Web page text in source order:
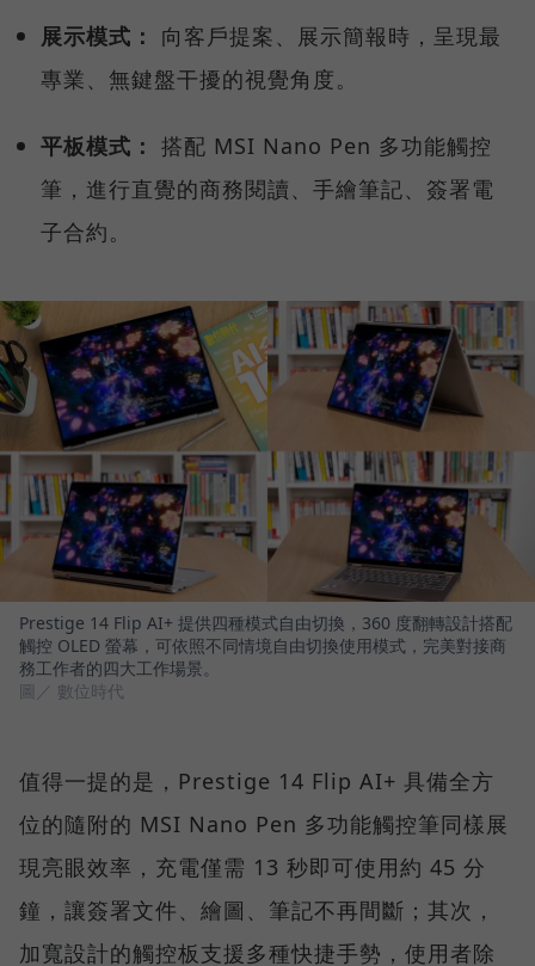
展示模式：
向客戶提案、展示簡報時，呈現最
專業、無鍵盤干擾的視覺角度。
平板模式： 搭配 MSI Nano Pen 多功能觸控
筆，進行直覺的商務閱讀、手繪筆記、簽署電
子合約。
Prestige 14 Flip AI+ 提供四種模式自由切換，360 度翻轉設計搭配
觸控 OLED 螢幕，可依照不同情境自由切換使用模式，完美對接商
務工作者的四大工作場景。
圖／ 數位時代
值得一提的是，Prestige 14 Flip AI+ 具備全方
位的隨附的 MSI Nano Pen 多功能觸控筆同樣展
現亮眼效率，充電僅需 13 秒即可使用約 45 分
鐘，讓簽署文件、繪圖、筆記不再間斷；其次，
加寬設計的觸控板支援多種快捷手勢，使用者除